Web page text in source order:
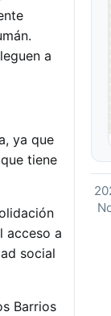
a
ya que
tiene
acceso a
social
Barrios